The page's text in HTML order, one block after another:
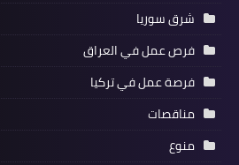
شرق سوريا
فرص عمل في العراق
فرصة عمل في تركيا
مناقصات
منوع